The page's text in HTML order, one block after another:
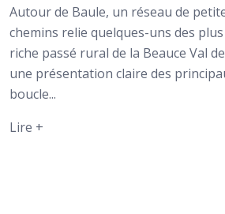
Autour de Baule, un réseau de
chemins relie quelques-uns des
riche passé rural de la Beauce Val
une présentation claire des
boucle...
Lire +